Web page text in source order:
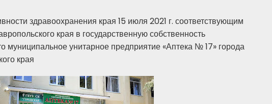
здравоохранения края 15 июля 2021 г. соответствующим
края в государственную собственность
муниципальное унитарное предприятие «Аптека № 17» города
края